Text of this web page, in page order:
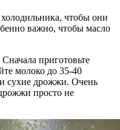
холодильника, чтобы они
важно, чтобы масло
приготовьте
молоко до 35-40
и сухие дрожжи. Очень
просто не